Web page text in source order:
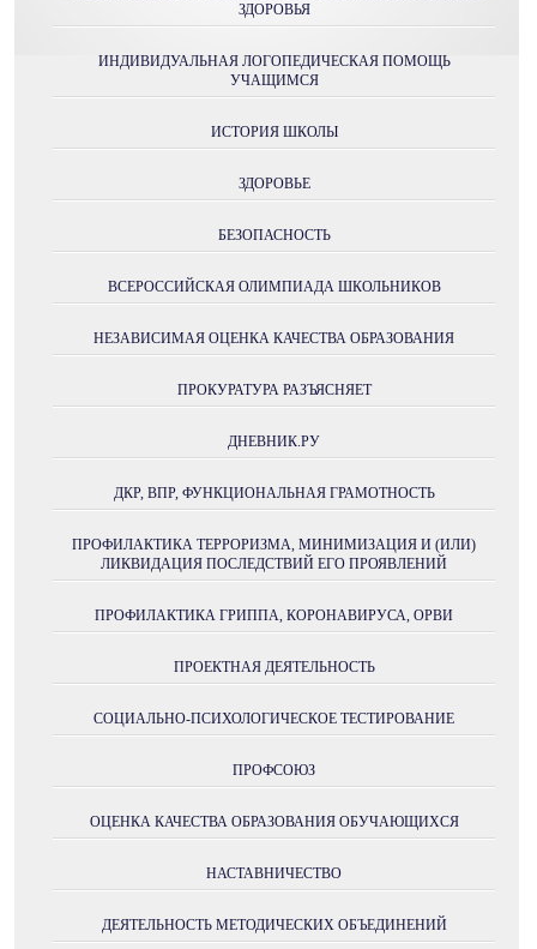
ЗДОРОВЬЯ
ИНДИВИДУАЛЬНАЯ ЛОГОПЕДИЧЕСКАЯ ПОМОЩЬ
УЧАЩИМСЯ
ИСТОРИЯ ШКОЛЫ
ЗДОРОВЬЕ
БЕЗОПАСНОСТЬ
ВСЕРОССИЙСКАЯ ОЛИМПИАДА ШКОЛЬНИКОВ
НЕЗАВИСИМАЯ ОЦЕНКА КАЧЕСТВА ОБРАЗОВАНИЯ
ПРОКУРАТУРА РАЗЪЯСНЯЕТ
ДНЕВНИК.РУ
ДКР, ВПР, ФУНКЦИОНАЛЬНАЯ ГРАМОТНОСТЬ
ПРОФИЛАКТИКА ТЕРРОРИЗМА, МИНИМИЗАЦИЯ И (ИЛИ)
ЛИКВИДАЦИЯ ПОСЛЕДСТВИЙ ЕГО ПРОЯВЛЕНИЙ
ПРОФИЛАКТИКА ГРИППА, КОРОНАВИРУСА, ОРВИ
ПРОЕКТНАЯ ДЕЯТЕЛЬНОСТЬ
СОЦИАЛЬНО-ПСИХОЛОГИЧЕСКОЕ ТЕСТИРОВАНИЕ
ПРОФСОЮЗ
ОЦЕНКА КАЧЕСТВА ОБРАЗОВАНИЯ ОБУЧАЮЩИХСЯ
НАСТАВНИЧЕСТВО
ДЕЯТЕЛЬНОСТЬ МЕТОДИЧЕСКИХ ОБЪЕДИНЕНИЙ